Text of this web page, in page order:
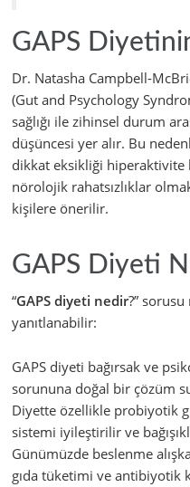
GAPS
Dr. Natasha Campbell-
(Gut and Psychology
sağlığı ile zihinsel durum
düşüncesi yer alır. Bu
dikkat eksikliği hiperaktivite
nörolojik rahatsızlıklar
kişilere önerilir.
GAPS Diyeti
“GAPS diyeti nedir?”
yanıtlanabilir:
GAPS diyeti bağırsak ve
sorununa doğal bir çözüm
Diyette özellikle probiyotik
sistemi iyileştirilir ve
Günümüzde beslenme
gıda tüketimi ve antibiyotik